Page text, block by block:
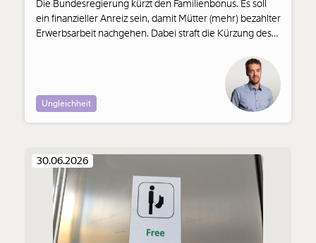
Die Bundesregierung kürzt den Familienbonus. Es soll
ein finanzieller Anreiz sein, damit Mütter (mehr) bezahlter
Erwerbsarbeit nachgehen. Dabei straft die Kürzung des
beschäftigt sind. Das löst keine Probleme, kommentiert
Ungleichheit
30.06.2026